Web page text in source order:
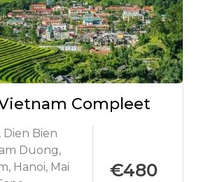
Compleet
, Dien Bien
Duong,
, Hanoi, Mai
€480